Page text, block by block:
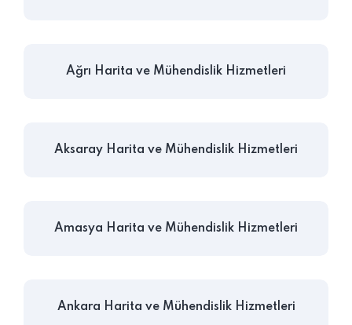
Ağrı Harita ve Mühendislik Hizmetleri
Aksaray Harita ve Mühendislik Hizmetleri
Amasya Harita ve Mühendislik Hizmetleri
Ankara Harita ve Mühendislik Hizmetleri